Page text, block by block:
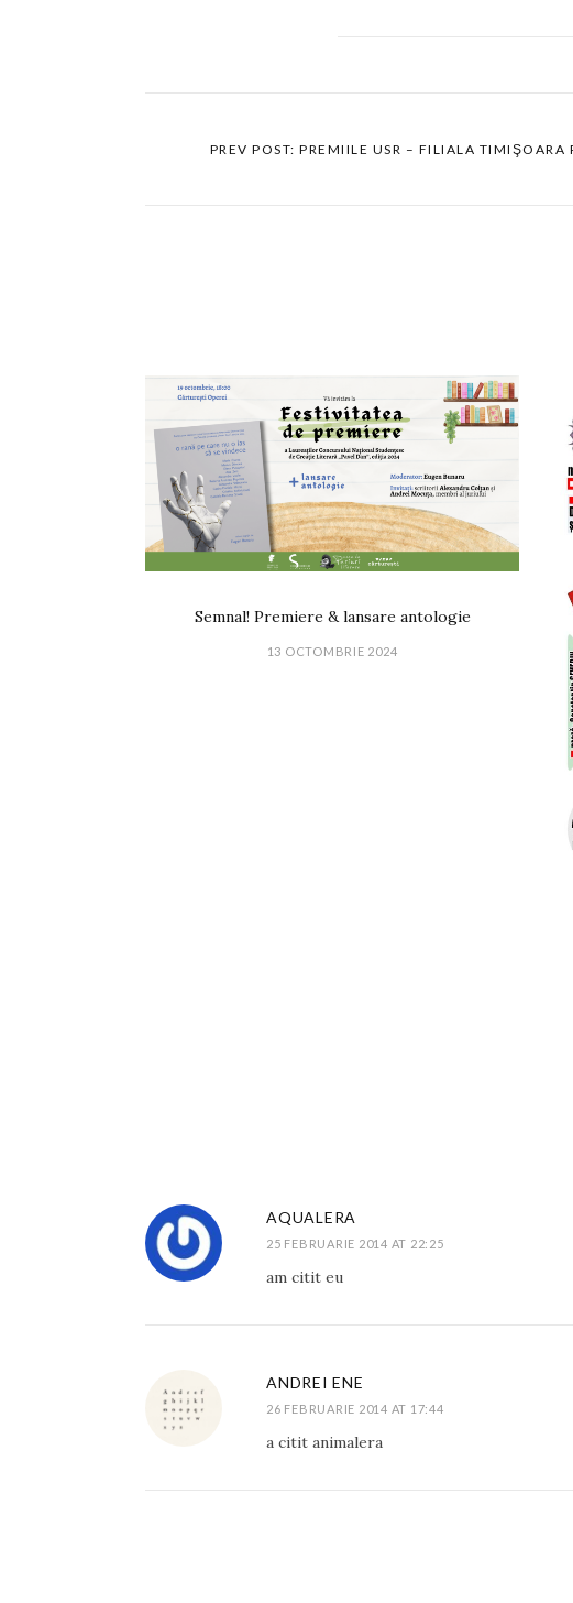
PREV POST: PREMIILE USR – FILIALA TIMIŞOARA
Semnal! Premiere & lansare antologie
13 OCTOMBRIE 2024
AQUALERA
25 FEBRUARIE 2014 AT 22:25
am citit eu
ANDREI ENE
26 FEBRUARIE 2014 AT 17:44
a citit animalera